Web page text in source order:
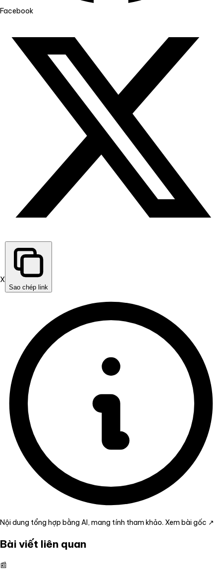
Facebook
X
Sao chép link
Nội dung tổng hợp bằng AI, mang tính tham khảo. Xem bài gốc ↗
Bài viết liên quan
📰